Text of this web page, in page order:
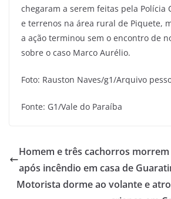
chegaram a serem feitas pela Polícia
e terrenos na área rural de Piquete,
a ação terminou sem o encontro de
sobre o caso Marco Aurélio.
Foto: Rauston Naves/g1/Arquivo
Fonte: G1/Vale do Paraíba
Homem e três cachorros
após incêndio em casa de
Motorista dorme ao volante e